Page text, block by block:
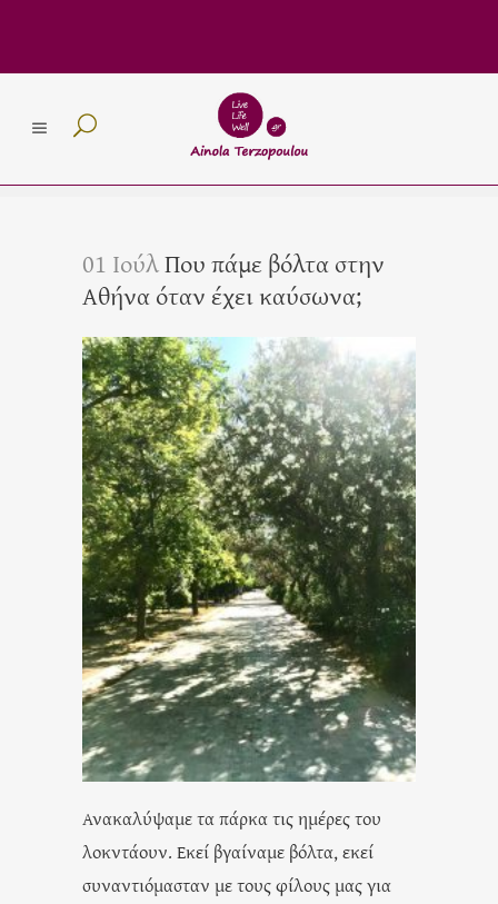
01 ΙούλΠου πάμε βόλτα στην
Αθήνα όταν έχει καύσωνα;
Ανακαλύψαμε τα πάρκα τις ημέρες του
λοκντάουν. Εκεί βγαίναμε βόλτα, εκεί
συναντιόμασταν με τους φίλους μας για